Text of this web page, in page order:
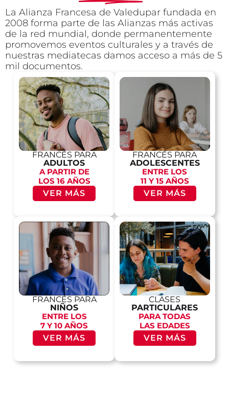
La Alianza Francesa de Valedupar fundada en
2008 forma parte de las Alianzas más activas
de la red mundial, donde permanentemente
promovemos eventos culturales y a través de
nuestras mediatecas damos acceso a más de 5
mil documentos.
FRANCÉS PARA
ADULTOS
A PARTIR DE
LOS 16 AÑOS
VER MÁS
FRANCÉS PARA
ADOLESCENTES
ENTRE LOS
11 Y 15 AÑOS
VER MÁS
FRANCÉS PARA
NIÑOS
ENTRE LOS
7 Y 10 AÑOS
VER MÁS
CLASES
PARTICULARES
PARA TODAS
LAS EDADES
VER MÁS